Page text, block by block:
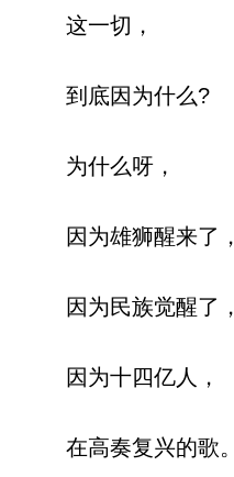
这一切，
到底因为什么?
为什么呀，
因为雄狮醒来了，
因为民族觉醒了，
因为十四亿人，
在高奏复兴的歌。